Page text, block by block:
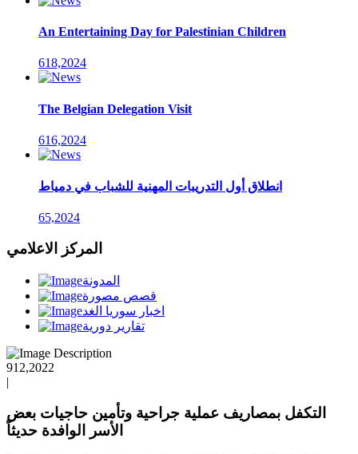
An Entertaining Day for Palestinian Children
618,2024
The Belgian Delegation Visit
616,2024
انطلاق أول التدريبات المهنية للشباب في دمياط
65,2024
المركز الاعلامي
المدونة
قصص مصورة
اخبار سوريا الغد
تقارير دورية
912,2022
|
التكفل بمصاريف عملية جراحية وتأمين حاجيات بعض
الأسر الوافدة حديثاً